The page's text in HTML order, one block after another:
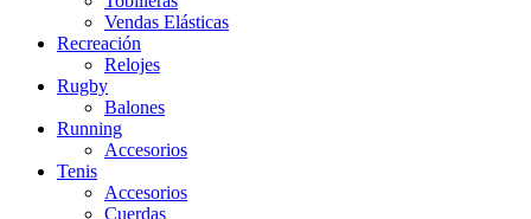
Vendas Elásticas
Recreación
Relojes
Rugby
Balones
Running
Accesorios
Tenis
Accesorios
Cuerdas